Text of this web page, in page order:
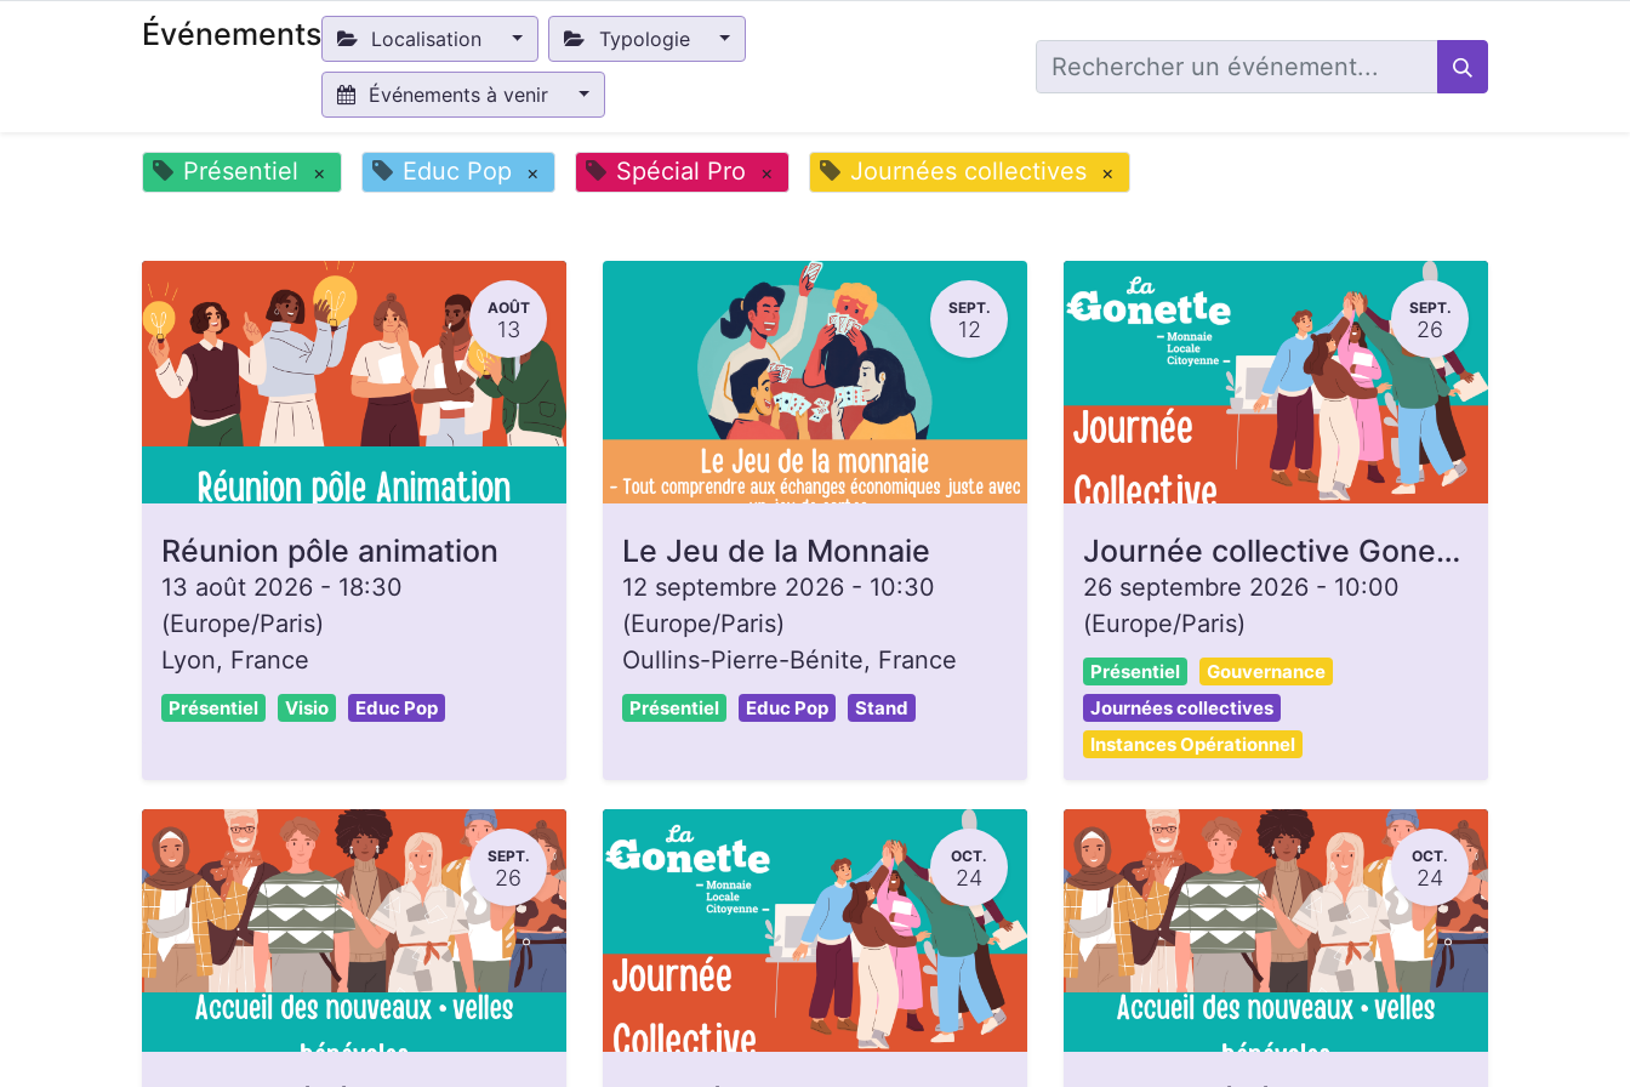
Événements Localisation Typologie
Événements à venir
Présentiel × Educ Pop × Spécial Pro × Journées collectives ×
AOÛT
13
Réunion pôle animation
13 août 2026 - 18:30
(Europe/Paris)
Lyon, France
Présentiel Visio Educ Pop
SEPT.
12
Le Jeu de la Monnaie
12 septembre 2026 - 10:30
(Europe/Paris)
Oullins-Pierre-Bénite, France
Présentiel Educ Pop Stand
SEPT.
26
Journée collective Gonette, ouverte à toutes et tous
26 septembre 2026 - 10:00
(Europe/Paris)
Présentiel
Gouvernance
Journées collectives
Instances Opérationnel
SEPT.
26
OCT.
24
OCT.
24